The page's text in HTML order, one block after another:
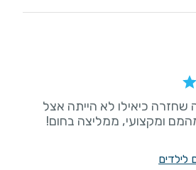
שחזרה כיאילו לא הייתה אצל
ומקצועי, ממליצה בחום!
לילדים